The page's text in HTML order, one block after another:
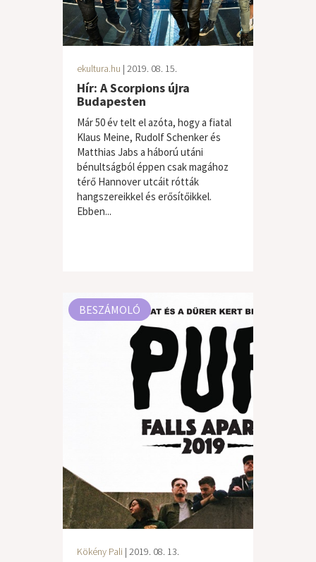
ekultura.hu | 2019. 08. 15.
Hír: A Scorpions újra
Budapesten
Már 50 év telt el azóta, hogy a fiatal
Klaus Meine, Rudolf Schenker és
Matthias Jabs a háború utáni
bénultságból éppen csak magához
térő Hannover utcáit rótták
hangszereikkel és erősítőikkel.
Ebben...
BESZÁMOLÓ
Kökény Pali | 2019. 08. 13.